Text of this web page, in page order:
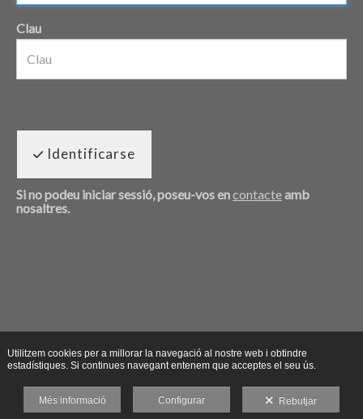
Clau
Identificarse
Si no podeu iniciar sessió, poseu-vos encontacteamb
nosaltres.
Utilitzem cookies per a millorar la navegació al nostre web i obtindre
estadístiques. Si continues navegant entenem que acceptes el seu ús.
Més informació Configurar Rebutjar